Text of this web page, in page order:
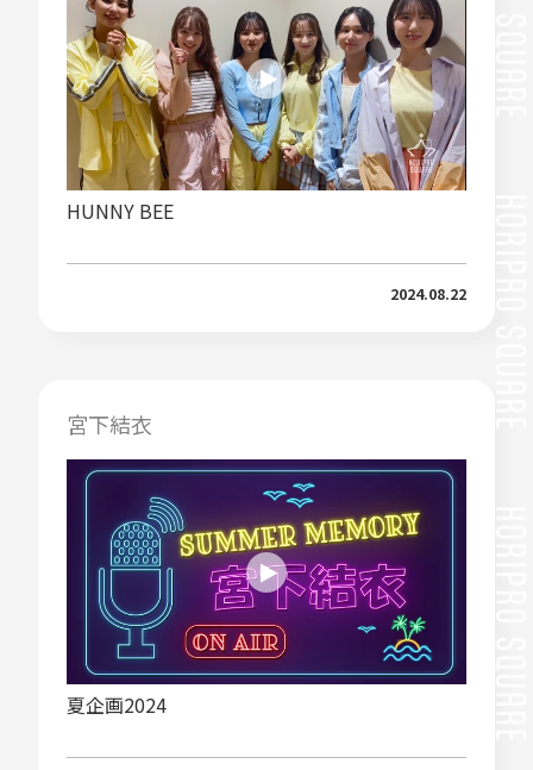
HUNNY BEE
2024.08.22
宮下結衣
夏企画2024